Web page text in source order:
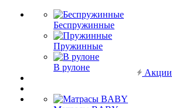
Беспружинные
Пружинные
В рулоне
Акции